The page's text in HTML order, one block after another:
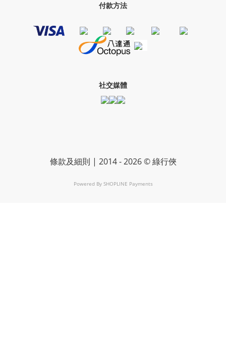
付款方法
社交媒體
條款及細則 | 2014 - 2026 © 綠行俠
Powered By SHOPLINE Payments